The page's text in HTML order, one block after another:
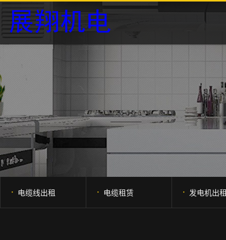
· 电缆线出租 · 电缆租赁 · 发电机出